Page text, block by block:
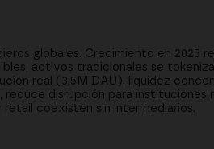
globales. Crecimiento en 2025
activos tradicionales se
real (3.5M DAU), liquidez
disrupción para instituciones
coexisten sin intermediarios.